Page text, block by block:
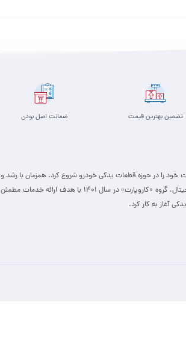
تضمین بهترین قیمت ضمانت اصل بودن
از سال ۱۳۸۹ فعالیت خود را در حوزه قطعات یدکی خودرو شروع کرد. همزمان با رشد و
توسعه فناوری در دنیای دیجیتال، گروه «کاروپارت» در سال ۱۴۰۱ با هدف ارائه خدمات مطمئن
آغاز به کار کرد.